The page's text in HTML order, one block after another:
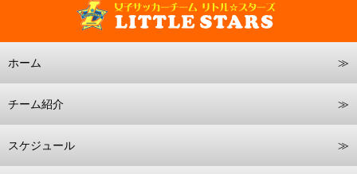
ホーム
チーム紹介
スケジュール